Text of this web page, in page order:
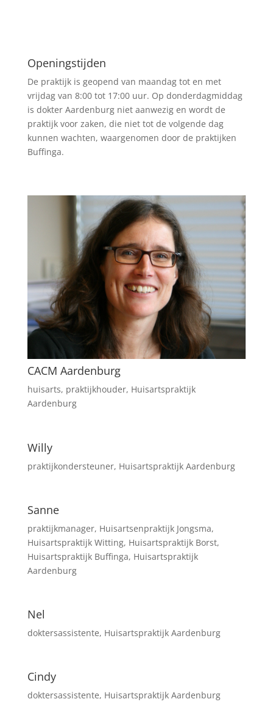
Openingstijden
De praktijk is geopend van maandag tot en met
vrijdag van 8:00 tot 17:00 uur. Op donderdagmiddag
is dokter Aardenburg niet aanwezig en wordt de
praktijk voor zaken, die niet tot de volgende dag
kunnen wachten, waargenomen door de praktijken
Buffinga.
CACM Aardenburg
huisarts, praktijkhouder, Huisartspraktijk
Aardenburg
Willy
praktijkondersteuner, Huisartspraktijk Aardenburg
Sanne
praktijkmanager, Huisartsenpraktijk Jongsma,
Huisartspraktijk Witting, Huisartspraktijk Borst,
Huisartspraktijk Buffinga, Huisartspraktijk
Aardenburg
Nel
doktersassistente, Huisartspraktijk Aardenburg
Cindy
doktersassistente, Huisartspraktijk Aardenburg